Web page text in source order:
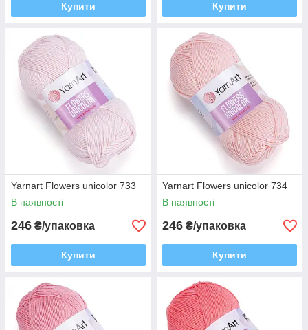
Купити Купити
Yarnart Flowers unicolor 733
В наявності
246 ₴/упаковка
Купити
Yarnart Flowers unicolor 734
В наявності
246 ₴/упаковка
Купити